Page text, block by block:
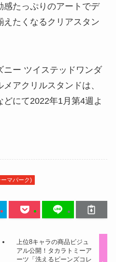
感たっぷりのアートでデ
たくなるクリアスタン
ニー ツイステッドワンダ
アクリルスタンドは、
にて2022年1月第4週よ
マパーク)
上位8キャラの商品ビジュ
アル公開！タカラトミーア
ーツ「洗えるビーンズコレ